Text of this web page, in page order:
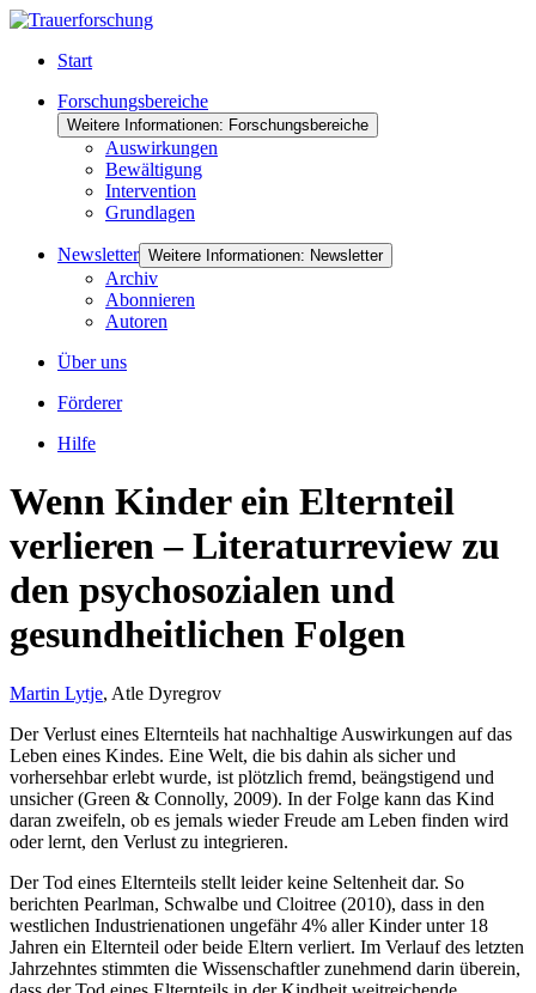
Start
Forschungsbereiche
Weitere Informationen: Forschungsbereiche
Auswirkungen
Bewältigung
Intervention
Grundlagen
Newsletter Weitere Informationen: Newsletter
Archiv
Abonnieren
Autoren
Über uns
Förderer
Hilfe
Wenn Kinder ein Elternteil
verlieren – Literaturreview zu
den psychosozialen und
gesundheitlichen Folgen
Martin Lytje, Atle Dyregrov
Der Verlust eines Elternteils hat nachhaltige Auswirkungen auf das
Leben eines Kindes. Eine Welt, die bis dahin als sicher und
vorhersehbar erlebt wurde, ist plötzlich fremd, beängstigend und
unsicher (Green & Connolly, 2009). In der Folge kann das Kind
daran zweifeln, ob es jemals wieder Freude am Leben finden wird
oder lernt, den Verlust zu integrieren.
Der Tod eines Elternteils stellt leider keine Seltenheit dar. So
berichten Pearlman, Schwalbe und Cloitree (2010), dass in den
westlichen Industrienationen ungefähr 4% aller Kinder unter 18
Jahren ein Elternteil oder beide Eltern verliert. Im Verlauf des letzten
Jahrzehntes stimmten die Wissenschaftler zunehmend darin überein,